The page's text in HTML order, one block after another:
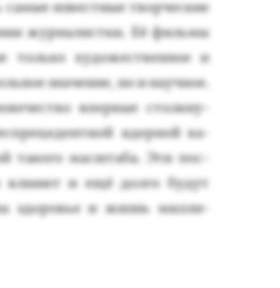
из­вес­тные твор­ческие
жур­на­лис­тки. Её филь­мы
толь­ко ху­дожес­твен­ное и
зна­чение, но и на­уч­ное.
впер­вые стол­кну­
ядер­ной ка­
та­кого мас­шта­ба. Эти пос­
вли­яют и ещё дол­го бу­дут
здо­ровье и жизнь мил­ли­